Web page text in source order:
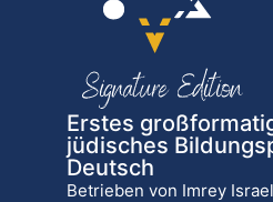
Erstes
jüdisches
Deutsch
Betrieben von Imrey